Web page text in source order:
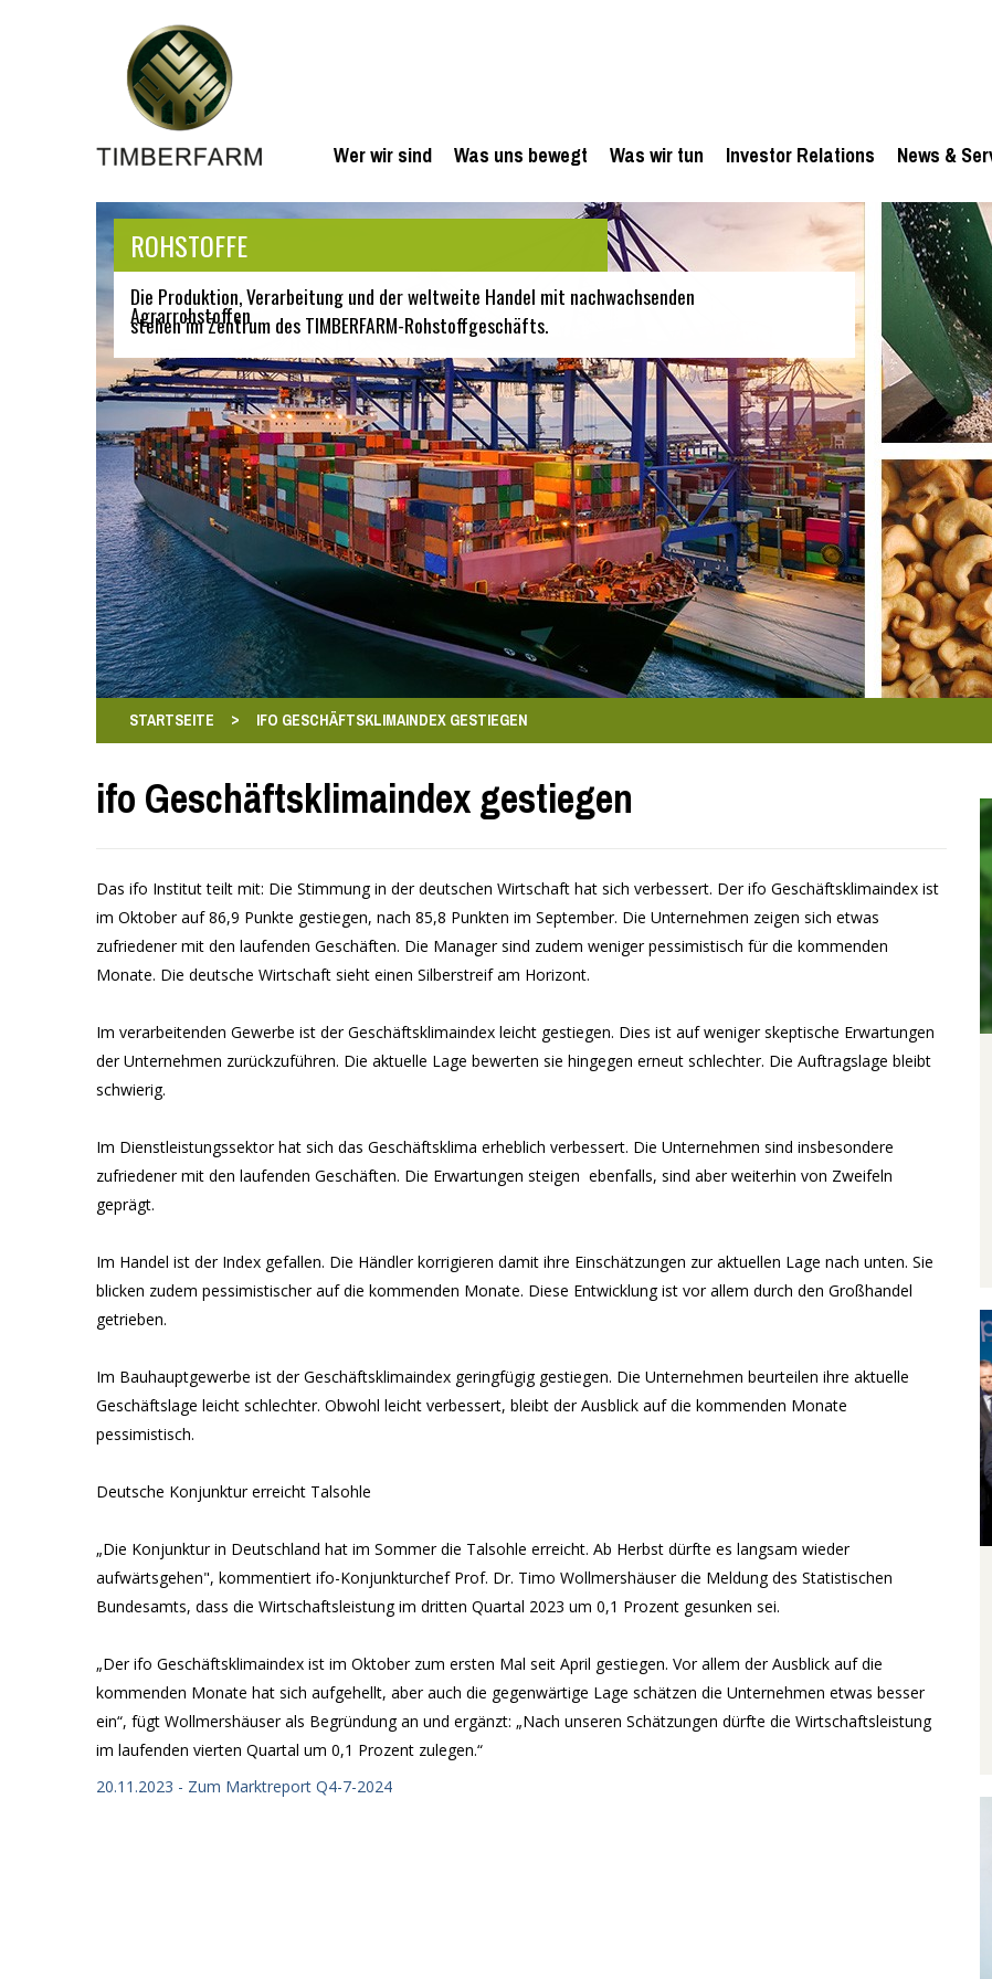
Wer wir sind Was uns bewegt Was wir tun Investor Relations News &
ROHSTOFFE
Die Produktion, Verarbeitung und der weltweite Handel mit nachwachsenden
Agrarrohstoffen
stehen im Zentrum des TIMBERFARM-Rohstoffgeschäfts.
STARTSEITE > IFO GESCHÄFTSKLIMAINDEX GESTIEGEN
ifo Geschäftsklimaindex gestiegen
Das ifo Institut teilt mit: Die Stimmung in der deutschen Wirtschaft hat sich verbessert. Der ifo Geschäftsklimaindex ist
im Oktober auf 86,9 Punkte gestiegen, nach 85,8 Punkten im September. Die Unternehmen zeigen sich etwas
zufriedener mit den laufenden Geschäften. Die Manager sind zudem weniger pessimistisch für die kommenden
Monate. Die deutsche Wirtschaft sieht einen Silberstreif am Horizont.
Im verarbeitenden Gewerbe ist der Geschäftsklimaindex leicht gestiegen. Dies ist auf weniger skeptische Erwartungen
der Unternehmen zurückzuführen. Die aktuelle Lage bewerten sie hingegen erneut schlechter. Die Auftragslage bleibt
schwierig.
Im Dienstleistungssektor hat sich das Geschäftsklima erheblich verbessert. Die Unternehmen sind insbesondere
zufriedener mit den laufenden Geschäften. Die Erwartungen steigen ebenfalls, sind aber weiterhin von Zweifeln
geprägt.
Im Handel ist der Index gefallen. Die Händler korrigieren damit ihre Einschätzungen zur aktuellen Lage nach unten. Sie
blicken zudem pessimistischer auf die kommenden Monate. Diese Entwicklung ist vor allem durch den Großhandel
getrieben.
Im Bauhauptgewerbe ist der Geschäftsklimaindex geringfügig gestiegen. Die Unternehmen beurteilen ihre aktuelle
Geschäftslage leicht schlechter. Obwohl leicht verbessert, bleibt der Ausblick auf die kommenden Monate
pessimistisch.
Deutsche Konjunktur erreicht Talsohle
„Die Konjunktur in Deutschland hat im Sommer die Talsohle erreicht. Ab Herbst dürfte es langsam wieder
aufwärtsgehen", kommentiert ifo-Konjunkturchef Prof. Dr. Timo Wollmershäuser die Meldung des Statistischen
Bundesamts, dass die Wirtschaftsleistung im dritten Quartal 2023 um 0,1 Prozent gesunken sei.
„Der ifo Geschäftsklimaindex ist im Oktober zum ersten Mal seit April gestiegen. Vor allem der Ausblick auf die
kommenden Monate hat sich aufgehellt, aber auch die gegenwärtige Lage schätzen die Unternehmen etwas besser
ein“, fügt Wollmershäuser als Begründung an und ergänzt: „Nach unseren Schätzungen dürfte die Wirtschaftsleistung
im laufenden vierten Quartal um 0,1 Prozent zulegen.“
20.11.2023 - Zum Marktreport Q4-7-2024